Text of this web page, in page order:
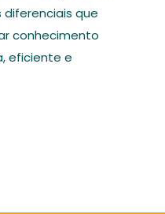
que
conhecimento
eficiente e